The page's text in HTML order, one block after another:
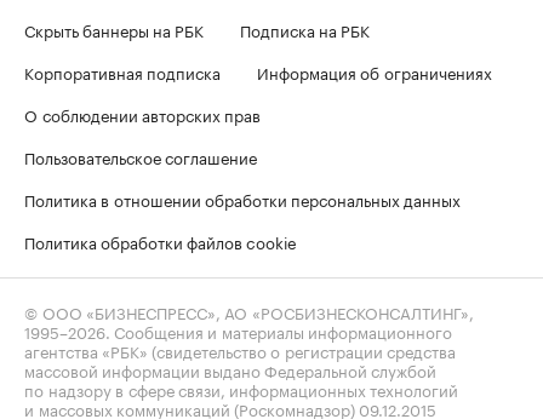
Скрыть баннеры на РБК
Подписка на РБК
Корпоративная подписка
Информация об ограничениях
О соблюдении авторских прав
Пользовательское соглашение
Политика в отношении обработки персональных данных
Политика обработки файлов cookie
© ООО «БИЗНЕСПРЕСС», АО «РОСБИЗНЕСКОНСАЛТИНГ»,
1995–2026 . Сообщения и материалы информационного
агентства «РБК» (свидетельство о регистрации средства
массовой информации выдано Федеральной службой
по надзору в сфере связи, информационных технологий
и массовых коммуникаций (Роскомнадзор) 09.12.2015